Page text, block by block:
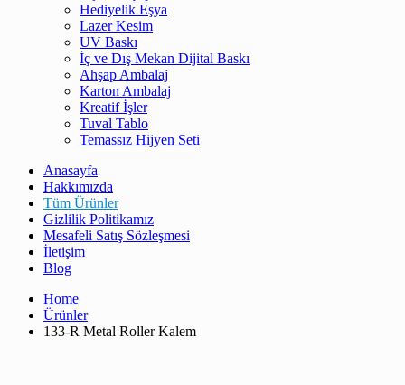
Hediyelik Eşya
Lazer Kesim
UV Baskı
İç ve Dış Mekan Dijital Baskı
Ahşap Ambalaj
Karton Ambalaj
Kreatif İşler
Tuval Tablo
Temassız Hijyen Seti
Anasayfa
Hakkımızda
Tüm Ürünler
Gizlilik Politikamız
Mesafeli Satış Sözleşmesi
İletişim
Blog
Home
Ürünler
133-R Metal Roller Kalem